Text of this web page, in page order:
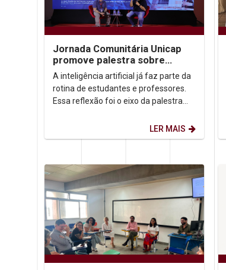
Jornada Comunitária Unicap
promove palestra sobre
aprendizagem com uso de IA
A inteligência artificial já faz parte da
rotina de estudantes e professores.
Essa reflexão foi o eixo da palestra
LER MAIS